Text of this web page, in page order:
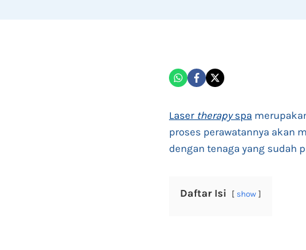
Laser therapyspa
proses perawatannya akan
dengan tenaga yang sudah
Daftar Isi show